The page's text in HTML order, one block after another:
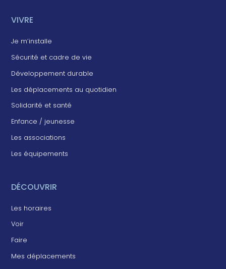
VIVRE
Je m’installe
Sécurité et cadre de vie
Développement durable
Les déplacements au quotidien
Solidarité et santé
Enfance / jeunesse
Les associations
Les équipements
DÉCOUVRIR
Les horaires
Voir
Faire
Mes déplacements